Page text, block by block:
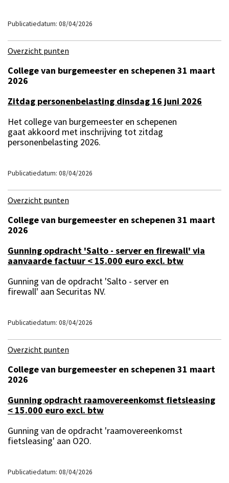
Publicatiedatum: 08/04/2026
Overzicht punten
College van burgemeester en schepenen 31 maart
2026
Zitdag personenbelasting dinsdag 16 juni 2026
Het college van burgemeester en schepenen
gaat akkoord met inschrijving tot zitdag
personenbelasting 2026.
Publicatiedatum: 08/04/2026
Overzicht punten
College van burgemeester en schepenen 31 maart
2026
Gunning opdracht 'Salto - server en firewall' via
aanvaarde factuur < 15.000 euro excl. btw
Gunning van de opdracht 'Salto - server en
firewall' aan Securitas NV.
Publicatiedatum: 08/04/2026
Overzicht punten
College van burgemeester en schepenen 31 maart
2026
Gunning opdracht raamovereenkomst fietsleasing
< 15.000 euro excl. btw
Gunning van de opdracht 'raamovereenkomst
fietsleasing' aan O2O.
Publicatiedatum: 08/04/2026